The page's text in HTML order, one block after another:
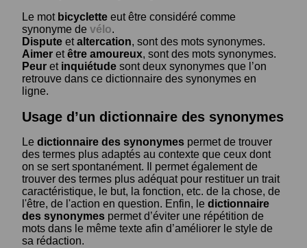
Le mot bicyclette eut être considéré comme
synonyme de vélo.
Dispute etaltercation, sont des mots synonymes.
Aimer etêtre amoureux, sont des mots synonymes.
Peur et inquiétude sont deux synonymes que l’on
retrouve dans ce dictionnaire des synonymes en
ligne.
Usage d’un dictionnaire des synonymes
Le dictionnaire des synonymes permet de trouver
des termes plus adaptés au contexte que ceux dont
on se sert spontanément. Il permet également de
trouver des termes plus adéquat pour restituer un trait
caractéristique, le but, la fonction, etc. de la chose, de
l'être, de l'action en question. Enfin, le dictionnaire
des synonymes permet d’éviter une répétition de
mots dans le même texte afin d’améliorer le style de
sa rédaction.